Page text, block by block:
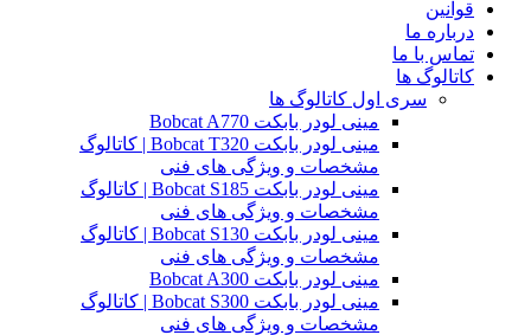
قوانین
درباره ما
تماس با ما
کاتالوگ ها
سری اول کاتالوگ ها
مینی لودر بابکت Bobcat A770
مینی لودر بابکت Bobcat T320 | کاتالوگ
مشخصات و ویژگی های فنی
مینی لودر بابکت Bobcat S185 | کاتالوگ
مشخصات و ویژگی های فنی
مینی لودر بابکت Bobcat S130 | کاتالوگ
مشخصات و ویژگی های فنی
مینی لودر بابکت Bobcat A300
مینی لودر بابکت Bobcat S300 | کاتالوگ
مشخصات و ویژگی های فنی